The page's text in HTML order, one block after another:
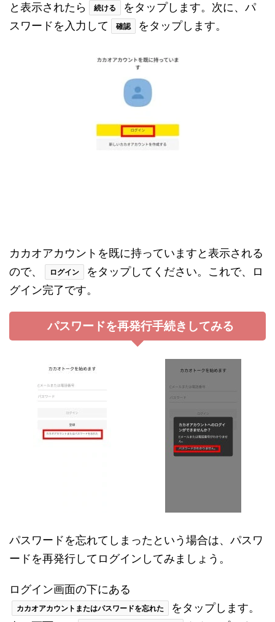
と表示されたら
続ける
をタップします。次に、パ
スワードを入力して
確認 をタップします。
カカオアカウントを既に持っていますと表示される
ので、
ログイン
をタップしてください。これで、ロ
グイン完了です。
パスワードを再発行手続きしてみる
パスワードを忘れてしまったという場合は、パスワ
ードを再発行してログインしてみましょう。
ログイン画面の下にある
カカオアカウントまたはパスワードを忘れた
をタップします。